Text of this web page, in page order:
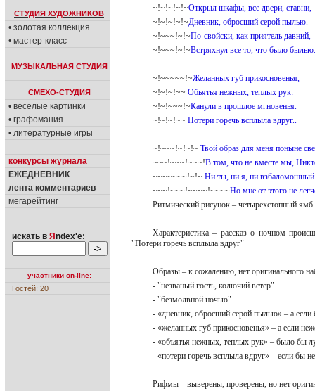
СТУДИЯ ХУДОЖНИКОВ
• золотая коллекция
• мастер-класс
МУЗЫКАЛЬНАЯ СТУДИЯ
СМЕХО-СТУДИЯ
• веселые картинки
• графомания
• литературные игры
конкурсы журнала
ЕЖЕДНЕВНИК
лента комментариев
мегарейтинг
искать в Я ndex'е:
участники on-line:
Гостей: 20
~!~!~!~!~Открыл шкафы, все двери, ставни,
~!~!~!~!~Дневник, обросший серой пылью.
~!~~~!~!~По-свойски, как приятель давний,
~!~~~!~!~Встряхнул все то, что было былью:
~!~~~~~!~Желанных губ прикосновенья,
~!~!~!~~ Обьятья нежных, теплых рук:
~!~!~~~!~Канули в прошлое мгновенья.
~!~!~!~~ Потери горечь всплыла вдруг..
~!~~~!~!~!~ Твой образ для меня поныне
~~~!~~~!~~~!В том, что не вместе мы,
~~~~~~~!~!~ Ни ты, ни я, ни взбаломошный
~~~!~~~!~~~~!~~~~Но мне от этого не
Ритмический рисунок – четырехстопный
Характеристика – рассказ о ночном
"Потери горечь всплыла вдруг"
Образы – к сожалению, нет оригинального
- "незваный гость, колючий ветер"
- "безмолвной ночью"
- «дневник, обросший серой пылью» – а
- «желанных губ прикосновенья» – а если
- «объятья нежных, теплых рук» – было бы
- «потери горечь всплыла вдруг» – если бы
Рифмы – выверены, проверены, но нет